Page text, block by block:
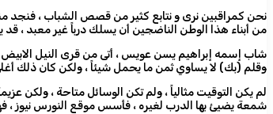
نحن كمراقبين نرى و نتابع كثير من قصص الشباب ، فنجد
من أبناء هذا الوطن الناضجين أن يسلك درباً غير معبد ،
شاب إسمه إبراهيم يسن عويس ، أتى من قرى النيل الابيض
وقلم (بك) لا يساوي ثمن ما يحمل شيئاً ، ولكن كان ذلك
لم يكن التوقيت مثالياً ، ولم تكن الوسائل متاحة ، ولكن
شمعة يضيئ بها الدرب لغيره ، فأسس موقع النورس نيوز